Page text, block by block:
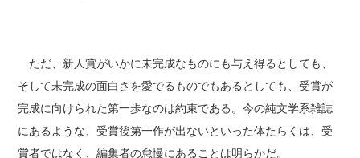
ただ、新人賞がいかに未完成なものにも与え得るとしても、
そして未完成の面白さを愛でるものでもあるとしても、受賞が
完成に向けられた第一歩なのは約束である。今の純文学系雑誌
にあるような、受賞後第一作が出ないといった体たらくは、受
賞者ではなく、編集者の怠慢にあることは明らかだ。